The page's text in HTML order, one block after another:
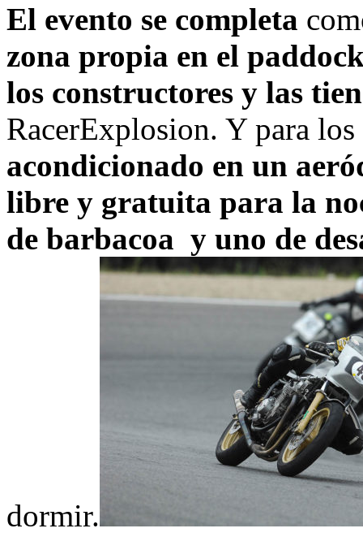
El evento se completa
zona propia en el
los constructores y las
RacerExplosion. Y para
acondicionado en un
libre y gratuita para la
de barbacoa y uno de
dormir.